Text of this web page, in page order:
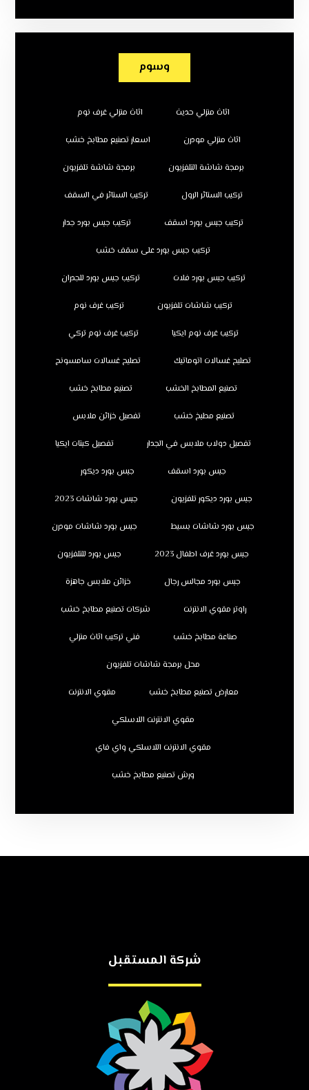
وسوم
اثاث منزلي حديث اثاث منزلي غرف نوم
اثاث منزلي مودرن اسعار تصنيع مطابخ خشب
برمجة شاشة التلفزيون برمجة شاشة تلفزيون
تركيب الستائر الرول تركيب الستائر في السقف
تركيب جبس بورد اسقف تركيب جبس بورد جدار
تركيب جبس بورد على سقف خشب
تركيب جبس بورد فلات تركيب جبس بورد للجدران
تركيب شاشات تلفزيون تركيب غرف نوم
تركيب غرف نوم ايكيا تركيب غرف نوم تركي
تصليح غسالات اتوماتيك تصليح غسالات سامسونج
تصنيع المطابخ الخشب تصنيع مطابخ خشب
تصنيع مطبخ خشب تفصيل خزائن ملابس
تفصيل دولاب ملابس في الجدار تفصيل كبتات ايكيا
جبس بورد اسقف جبس بورد ديكور
جبس بورد ديكور تلفزيون جبس بورد شاشات 2023
جبس بورد شاشات بسيط جبس بورد شاشات مودرن
جبس بورد غرف اطفال 2023 جبس بورد للتلفزيون
جبس بورد مجالس رجال خزائن ملابس جاهزة
راوتر مقوي الانترنت شركات تصنيع مطابخ خشب
صناعة مطابخ خشب فني تركيب اثاث منزلي
محل برمجة شاشات تلفزيون
معارض تصنيع مطابخ خشب مقوي الانترنت
مقوي الانترنت اللاسلكي
مقوي الانترنت اللاسلكي واي فاي
ورش تصنيع مطابخ خشب
شركة المستقبل